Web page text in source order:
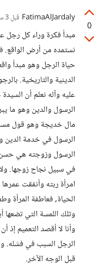
0
FatimaAlJardaly قبل 3 سنوات
مبدأ فكرة وراء كل رجل
نستمده من أرض الواقع.
حياة الرجل وهو مبدأ
الدينية والتاريخية.
عليه وآله نعلم أن
الرسول والدين وهو ما
مال خديجة وهو قول
الرسول في خدمة الدين
الرسول وزوجته هي حسن
في سبيل نجاح زوجها.
امرأة ربته وأنفقت
الحياة, فعاطفة
وتلك اللمسة التي تضعها
وأنا لا أقصد التعميم
الرجل السبب في فشله.
قبل الوجه الآخر.